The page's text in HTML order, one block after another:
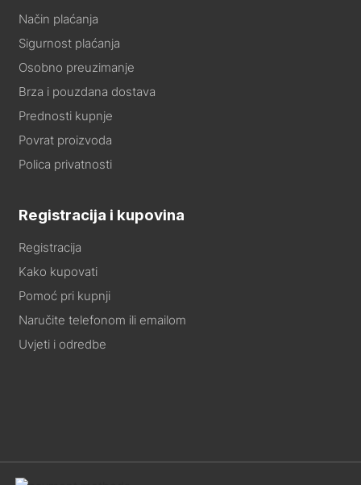
Način plaćanja
Sigurnost plaćanja
Osobno preuzimanje
Brza i pouzdana dostava
Prednosti kupnje
Povrat proizvoda
Polica privatnosti
Registracija i kupovina
Registracija
Kako kupovati
Pomoć pri kupnji
Naručite telefonom ili emailom
Uvjeti i odredbe